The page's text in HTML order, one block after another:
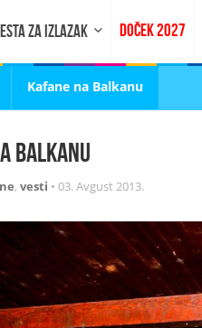
ZA IZLAZAK DOČEK 2027
Kafane na Balkanu
Balkanu
, vesti • 03. Avgust 2013.